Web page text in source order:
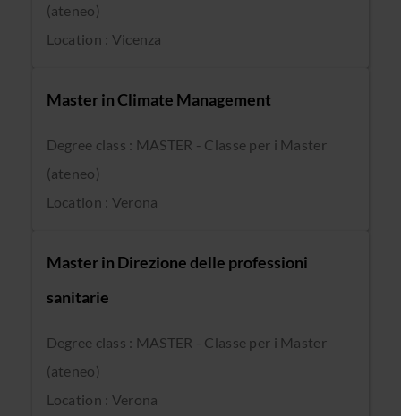
(ateneo)
Location : Vicenza
Master in Climate Management
Degree class : MASTER - Classe per i Master
(ateneo)
Location : Verona
Master in Direzione delle professioni
sanitarie
Degree class : MASTER - Classe per i Master
(ateneo)
Location : Verona